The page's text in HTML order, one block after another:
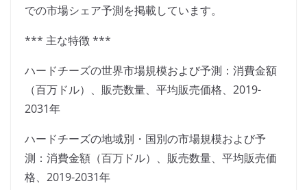
での市場シェア予測を掲載しています。
*** 主な特徴 ***
ハードチーズの世界市場規模および予測：消費金額
（百万ドル）、販売数量、平均販売価格、2019-
2031年
ハードチーズの地域別・国別の市場規模および予
測：消費金額（百万ドル）、販売数量、平均販売価
格、2019-2031年